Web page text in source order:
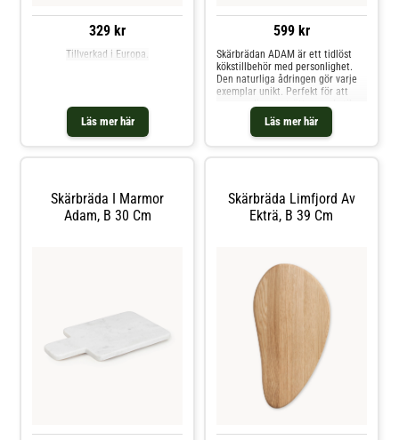
329 kr
Läs mer här
Tillverkad i Europa.
599 kr
Läs mer här
Skärbrädan ADAM är ett tidlöst
kökstillbehör med personlighet.
Den naturliga ådringen gör varje
exemplar unikt. Perfekt för att
servera dina maträtter med stil.
Skärbrädan ADAM är ett tidlöst
kökstillbehör med personlighet.
Den naturliga ådringen gör varje
Skärbräda I Marmor
Adam, B 30 Cm
Skärbräda Limfjord Av
Ekträ, B 39 Cm